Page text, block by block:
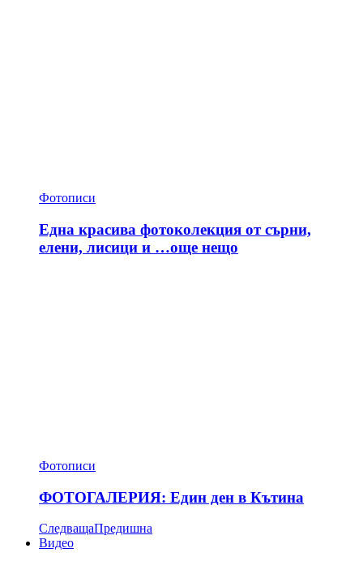
Фотописи
Една красива фотоколекция от сърни,
елени, лисици и …още нещо
Фотописи
ФОТОГАЛЕРИЯ: Един ден в Кътина
СледващаПредишна
Видео